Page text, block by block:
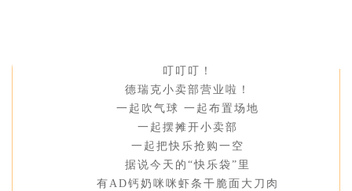
叮叮叮！
德瑞克小卖部营业啦！
一起吹气球 一起布置场地
一起摆摊开小卖部
一起把快乐抢购一空
据说今天的“快乐袋”里
有AD钙奶咪咪虾条干脆面大刀肉